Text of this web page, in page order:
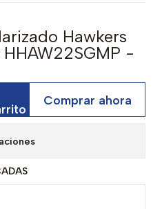
Hawkers
-
Comprar ahora